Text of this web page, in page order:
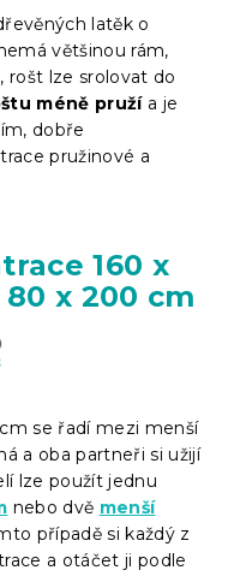
latěk o
většinou rám,
rošt lze srolovat do
méně pružía je
dobře
pružinové a
160 x
x 200 cm
se řadí mezi menší
a oba partneři si užijí
lze použít jednu
nebo dvě menší
případě si každý z
a otáčet ji podle